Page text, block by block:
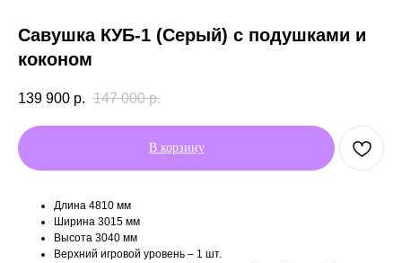
Савушка КУБ-1 (Серый) с подушками и
коконом
139 900 р. 147 000 р.
В корзину
Длина 4810 мм
Ширина 3015 мм
Высота 3040 мм
Верхний игровой уровень – 1 шт.